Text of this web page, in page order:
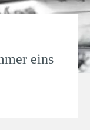
eins